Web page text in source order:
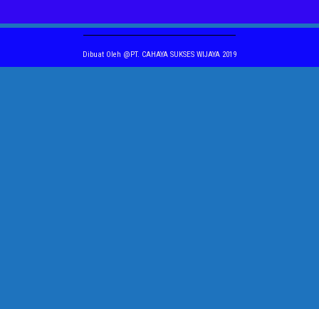
Dibuat Oleh @PT. CAHAYA SUKSES WIJAYA 2019